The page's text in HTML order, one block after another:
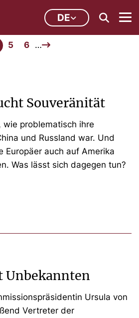
DE
5 6 …
Souveränität
wie problematisch ihre
und Russland war. Und
Europäer auch auf Amerika
Was lässt sich dagegen tun?
Unbekannten
Ursula von
Vertreter der